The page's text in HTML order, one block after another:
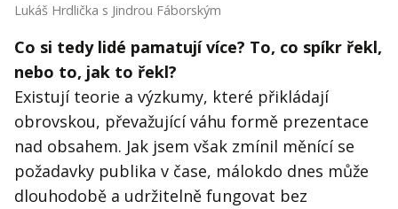
Lukáš Hrdlička s Jindrou Fáborským
Co si tedy lidé pamatují více? To, co spíkr řekl,
nebo to, jak to řekl?
Existují teorie a výzkumy, které přikládají
obrovskou, převažující váhu formě prezentace
nad obsahem. Jak jsem však zmínil měnící se
požadavky publika v čase, málokdo dnes může
dlouhodobě a udržitelně fungovat bez